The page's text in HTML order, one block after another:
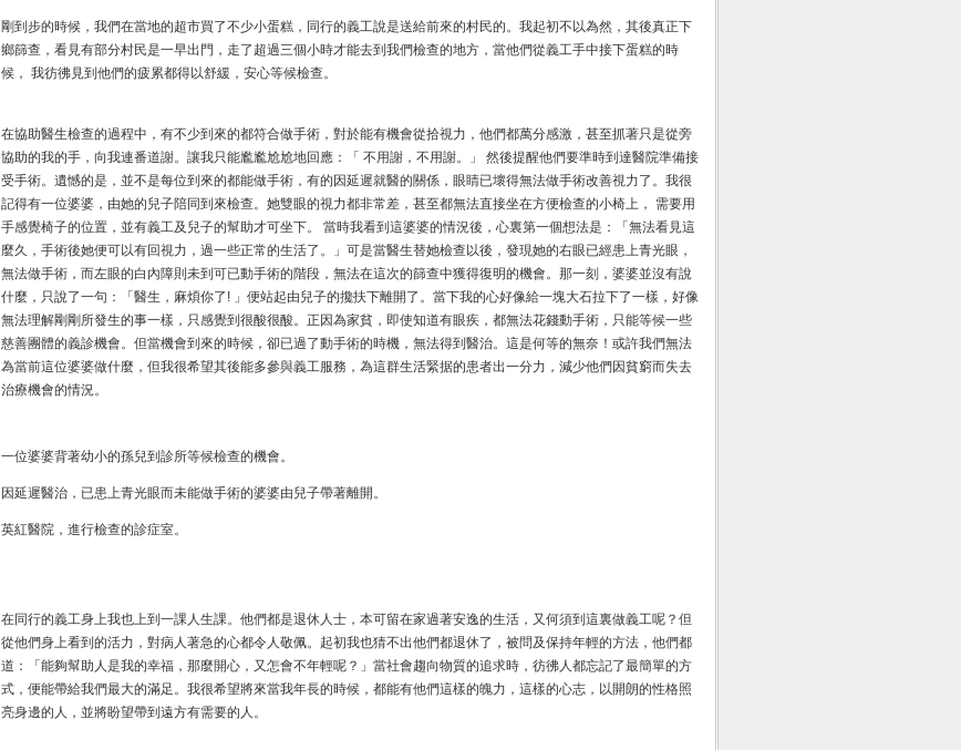
剛到步的時候，我們在當地的超市買了不少小蛋糕，同行的義工說是送給前來的村民的。我起初不以為然，其後真正下
鄉篩查，看見有部分村民是一早出門，走了超過三個小時才能去到我們檢查的地方，當他們從義工手中接下蛋糕的時
候， 我彷彿見到他們的疲累都得以舒緩，安心等候檢查。
在協助醫生檢查的過程中，有不少到來的都符合做手術，對於能有機會從拾視力，他們都萬分感激，甚至抓著只是從旁
協助的我的手，向我連番道謝。讓我只能尷尷尬尬地回應：「 不用謝，不用謝。」 然後提醒他們要準時到達醫院準備接
受手術。遺憾的是，並不是每位到來的都能做手術，有的因延遲就醫的關係，眼睛已壞得無法做手術改善視力了。我很
記得有一位婆婆，由她的兒子陪同到來檢查。她雙眼的視力都非常差，甚至都無法直接坐在方便檢查的小椅上， 需要用
手感覺椅子的位置，並有義工及兒子的幫助才可坐下。 當時我看到這婆婆的情況後，心裏第一個想法是：「無法看見這
麼久，手術後她便可以有回視力，過一些正常的生活了。」可是當醫生替她檢查以後，發現她的右眼已經患上青光眼，
無法做手術，而左眼的白內障則未到可已動手術的階段，無法在這次的篩查中獲得復明的機會。那一刻，婆婆並沒有說
什麼，只說了一句：「醫生，麻煩你了! 」便站起由兒子的攙扶下離開了。當下我的心好像給一塊大石拉下了一樣，好像
無法理解剛剛所發生的事一樣，只感覺到很酸很酸。正因為家貧，即使知道有眼疾，都無法花錢動手術，只能等候一些
慈善團體的義診機會。但當機會到來的時候，卻已過了動手術的時機，無法得到醫治。這是何等的無奈！或許我們無法
為當前這位婆婆做什麼，但我很希望其後能多參與義工服務，為這群生活緊据的患者出一分力，減少他們因貧窮而失去
治療機會的情況。
一位婆婆背著幼小的孫兒到診所等候檢查的機會。
因延遲醫治，已患上青光眼而未能做手術的婆婆由兒子帶著離開。
英紅醫院，進行檢查的診症室。
在同行的義工身上我也上到一課人生課。他們都是退休人士，本可留在家過著安逸的生活，又何須到這裏做義工呢？但
從他們身上看到的活力，對病人著急的心都令人敬佩。起初我也猜不出他們都退休了，被問及保持年輕的方法，他們都
道：「能夠幫助人是我的幸福，那麼開心，又怎會不年輕呢？」當社會趨向物質的追求時，彷彿人都忘記了最簡單的方
式，便能帶給我們最大的滿足。我很希望將來當我年長的時候，都能有他們這樣的魄力，這樣的心志，以開朗的性格照
亮身邊的人，並將盼望帶到遠方有需要的人。